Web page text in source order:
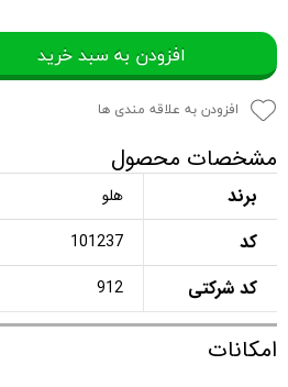
افزودن به سبد خرید
افزودن به علاقه مندی ها
مشخصات محصول
برند هلو
کد 101237
کد شرکتی 912
امکانات